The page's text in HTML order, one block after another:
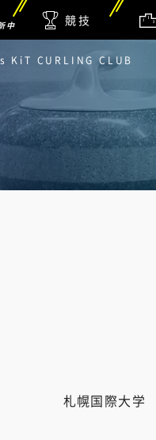
中 競技
KiT CURLING CLUB
札幌国際大学